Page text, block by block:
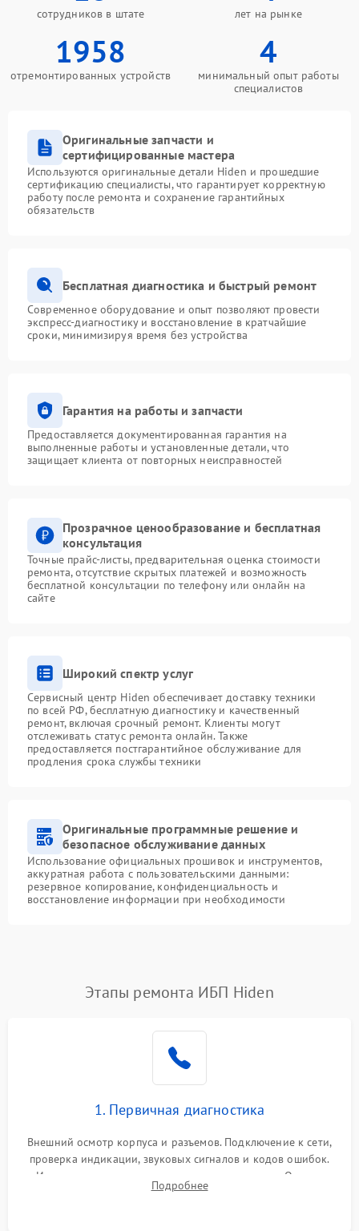
сотрудников в штате лет на рынке
1958
отремонтированных устройств
4
минимальный опыт работы
специалистов
Оригинальные запчасти и
сертифицированные мастера
Используются оригинальные детали Hiden и прошедшие
сертификацию специалисты, что гарантирует корректную
работу после ремонта и сохранение гарантийных
обязательств
Бесплатная диагностика и быстрый ремонт
Современное оборудование и опыт позволяют провести
экспресс-диагностику и восстановление в кратчайшие
сроки, минимизируя время без устройства
Гарантия на работы и запчасти
Предоставляется документированная гарантия на
выполненные работы и установленные детали, что
защищает клиента от повторных неисправностей
Прозрачное ценообразование и бесплатная
консультация
Точные прайс-листы, предварительная оценка стоимости
ремонта, отсутствие скрытых платежей и возможность
бесплатной консультации по телефону или онлайн на
сайте
Широкий спектр услуг
Сервисный центр Hiden обеспечивает доставку техники
по всей РФ, бесплатную диагностику и качественный
ремонт, включая срочный ремонт. Клиенты могут
отслеживать статус ремонта онлайн. Также
предоставляется постгарантийное обслуживание для
продления срока службы техники
Оригинальные программные решение и
безопасное обслуживание данных
Использование официальных прошивок и инструментов,
аккуратная работа с пользовательскими данными:
резервное копирование, конфиденциальность и
восстановление информации при необходимости
Этапы ремонта ИБП Hiden
1. Первичная диагностика
Внешний осмотр корпуса и разъемов. Подключение к сети,
проверка индикации, звуковых сигналов и кодов ошибок.
Измерение входного и выходного напряжения. Оценка
реакции ИБП на отключение основного питания без
Подробнее